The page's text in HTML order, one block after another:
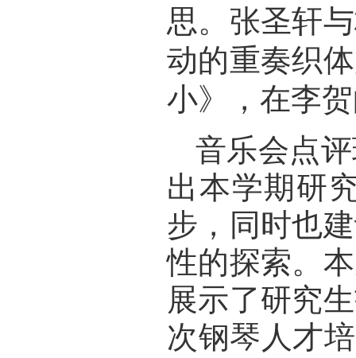
思。张圣轩
动的重奏织
小》，在李
音乐会点
出本学期研
步，同时也
性的探索。
展示了研究
次钢琴人才